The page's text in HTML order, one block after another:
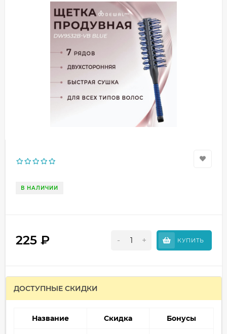
В НАЛИЧИИ
225 ₽ - + КУПИТЬ
ДОСТУПНЫЕ СКИДКИ
Название Скидка Бонусы